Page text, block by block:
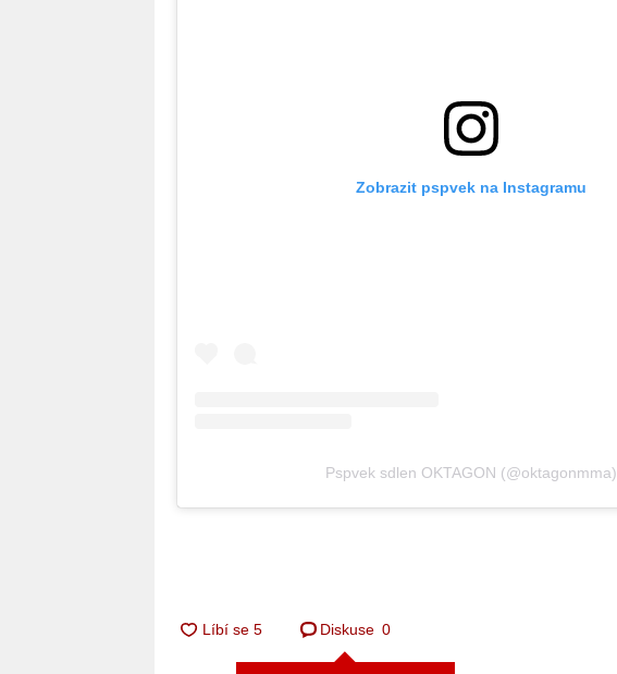
Zobrazit pspvek na Instagramu
Pspvek sdlen OKTAGON (@oktagonmma)
Diskuse 0